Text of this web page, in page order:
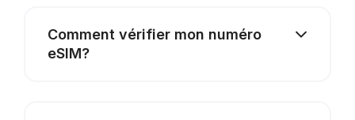
Comment vérifier mon numéro
eSIM?